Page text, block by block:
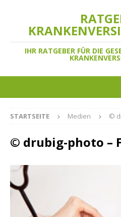
IHR RATGEBER FÜR DIE
STARTSEITE Medien ©
© drubig-photo –